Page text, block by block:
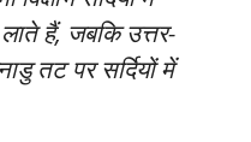
लाते हैं, जबकि उत्तर-
तट पर सर्दियों में